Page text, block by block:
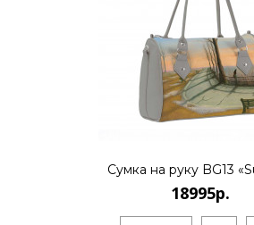
..
КУПИТЬ
18995р.
Сумка на руку BG13
18995р.